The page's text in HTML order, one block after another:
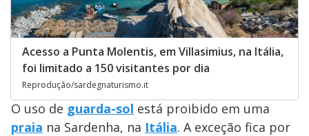
Acesso a Punta Molentis, em Villasimius, na Itália,
foi limitado a 150 visitantes por dia
Reprodução/sardegnaturismo.it
O uso de guarda-sol está proibido em uma
praia na Sardenha, na Itália. A exceção fica por